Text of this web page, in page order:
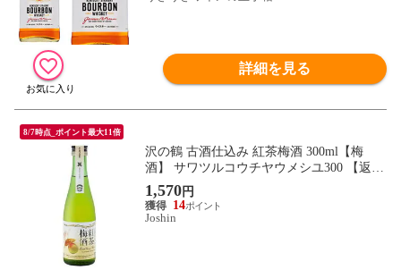
詳細を見る
8/7時点_ポイント最大11倍
沢の鶴 古酒仕込み 紅茶梅酒 300ml【梅
酒】 サワツルコウチヤウメシユ300 【返品
種別B】
1,570円
14
Joshin